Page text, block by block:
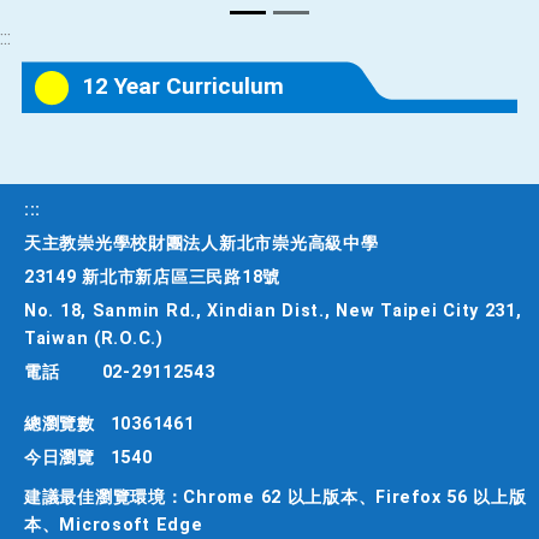
:::
12 Year Curriculum
:::
天主教崇光學校財團法人新北市崇光高級中學
23149 新北市新店區三民路18號
No. 18, Sanmin Rd., Xindian Dist., New Taipei City 231,
Taiwan (R.O.C.)
電話
02-29112543
總瀏覽數
10361461
今日瀏覽
1540
建議最佳瀏覽環境：Chrome 62 以上版本、Firefox 56 以上版
本、Microsoft Edge